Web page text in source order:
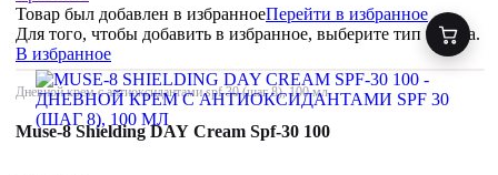
Товар был добавлен в избранноеПерейти в избранное
Для того, чтобы добавить в избранное, выберите тип товара.
В избранное
Дневной крем с антиоксидантами spf 30 (шаг 8), 100 мл
Muse-8 Shielding DAY Cream Spf-30 100